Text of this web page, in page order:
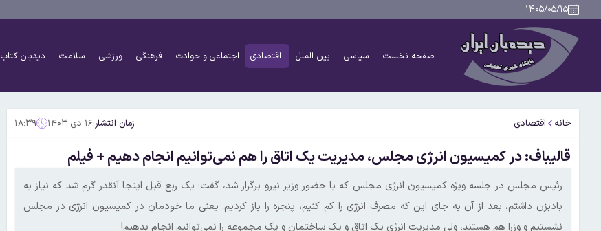
۱۴۰۵/۰۵/۱۵
صفحه نخست سیاسی بین الملل اقتصادی اجتماعی و حوادث فرهنگی ورزشی سلامت دیدبان کتاب
خانه اقتصادی زمان انتشار:۱۶ دی ۱۴۰۳ ۱۸:۳۹
قالیباف: در کمیسیون انرژی مجلس، مدیریت یک اتاق را هم نمی‌توانیم انجام دهیم + فیلم
رئیس مجلس در جلسه ویژه کمیسیون انرژی مجلس که با حضور وزیر نیرو برگزار شد، گفت: یک ربع قبل اینجا آنقدر گرم شد که نیاز به
بادبزن داشتم، بعد از آن به جای این که مصرف انرژی را کم کنیم، پنجره را باز کردیم. یعنی ما خودمان در کمیسیون انرژی در مجلس
نشستیم و وزرا هم هستند، ولی مدیریت انرژی یک اتاق و یک ساختمان و یک مجموعه را نمی‌توانیم انجام بدهیم!